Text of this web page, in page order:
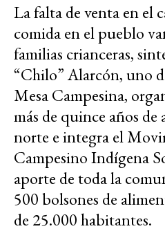
La falta de venta en el
comida en el pueblo
familias crianceras,
“Chilo” Alarcón, uno
Mesa Campesina,
más de quince años
norte e integra el
Campesino Indígena
aporte de toda la
500 bolsones de
de 25.000 habitantes.